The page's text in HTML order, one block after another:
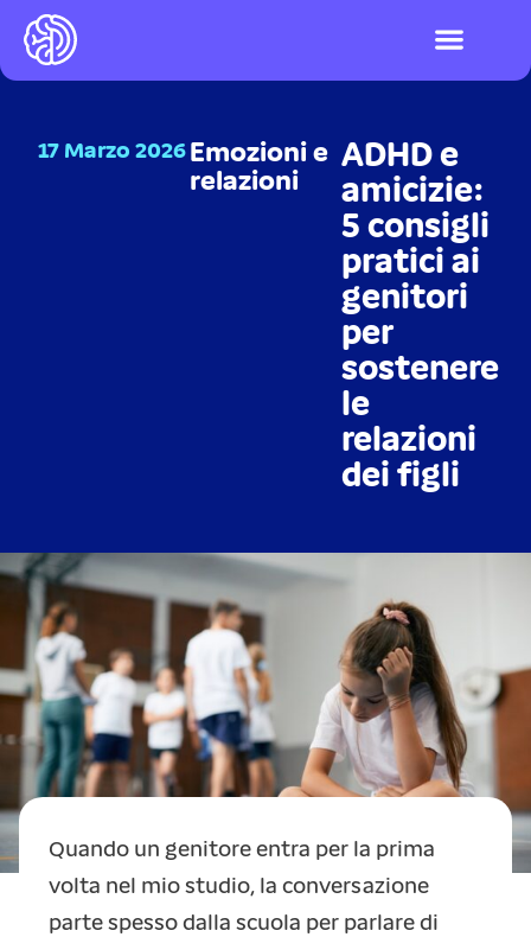
17 Marzo 2026 Emozioni e
relazioni
ADHD e
amicizie:
5 consigli
pratici ai
genitori
per
sostenere
le
relazioni
dei figli
Quando un genitore entra per la prima
volta nel mio studio, la conversazione
parte spesso dalla scuola per parlare di